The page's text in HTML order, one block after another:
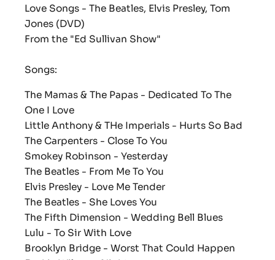
Love Songs - The Beatles, Elvis Presley, Tom
Jones (DVD)
From the "Ed Sullivan Show"
Songs:
The Mamas & The Papas - Dedicated To The
One I Love
Little Anthony & THe Imperials - Hurts So Bad
The Carpenters - Close To You
Smokey Robinson - Yesterday
The Beatles - From Me To You
Elvis Presley - Love Me Tender
The Beatles - She Loves You
The Fifth Dimension - Wedding Bell Blues
Lulu - To Sir With Love
Brooklyn Bridge - Worst That Could Happen